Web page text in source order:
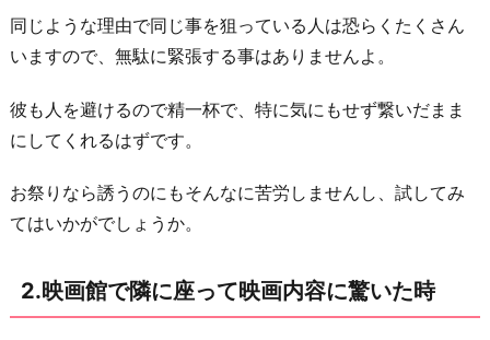
映
画
容
に
驚
3.
同じような理由で同じ事を狙っている人は恐らくたくさん
いますので、無駄に緊張する事はありませんよ。
彼も人を避けるので精一杯で、特に気にもせず繋いだまま
にしてくれるはずです。
お祭りなら誘うのにもそんなに苦労しませんし、試してみ
てはいかがでしょうか。
2.映画館で隣に座って映画内容に驚いた時